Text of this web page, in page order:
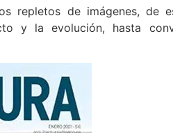
repletos de imágenes, de
y la evolución, hasta